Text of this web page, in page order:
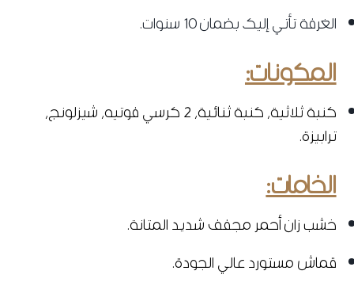
الغرفة تأتي إليك بضمان 10 سنوات.
المكونات:
كنبة ثلاثية، كنبة ثنائية، 2 كرسي فوتيه، شيزلونج،
ترابيزة.
الخامات:
خشب زان أحمر مجفف شديد المتانة.
قماش مستورد عالي الجودة.